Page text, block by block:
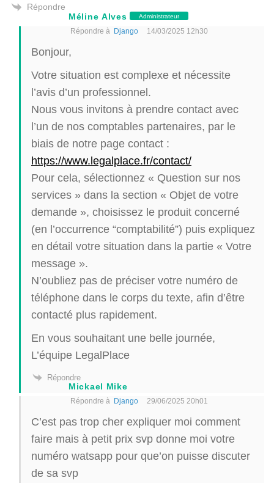
Répondre
Méline Alves
Administrateur
Répondre à Django 14/03/2025 12h30
Bonjour,
Votre situation est complexe et nécessite
l’avis d’un professionnel.
Nous vous invitons à prendre contact avec
l’un de nos comptables partenaires, par le
biais de notre page contact :
https://www.legalplace.fr/contact/
Pour cela, sélectionnez « Question sur nos
services » dans la section « Objet de votre
demande », choisissez le produit concerné
(en l’occurrence “comptabilité”) puis expliquez
en détail votre situation dans la partie « Votre
message ».
N’oubliez pas de préciser votre numéro de
téléphone dans le corps du texte, afin d’être
contacté plus rapidement.
En vous souhaitant une belle journée,
L’équipe LegalPlace
Répondre
Mickael Mike
Répondre à Django 29/06/2025 20h01
C’est pas trop cher expliquer moi comment
faire mais à petit prix svp donne moi votre
numéro watsapp pour que’on puisse discuter
de sa svp